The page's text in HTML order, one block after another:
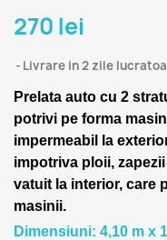
270 lei
Livrare in 2 zile
Prelata auto cu 2
potrivi pe forma
impermeabil la
impotriva ploii,
vatuit la interior, care
masinii.
Dimensiuni: 4,10 m x